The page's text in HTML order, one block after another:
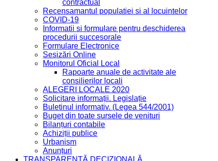
contractual
Recensamantul populatiei si al locuintelor
COVID-19
Informatii si formulare pentru deschiderea
procedurii succesorale
Formulare Electronice
Sesizări Online
Monitorul Oficial Local
Rapoarte anuale de activitate ale
consilierilor locali
ALEGERI LOCALE 2020
Solicitare informații. Legislație
Buletinul informativ. (Legea 544/2001)
Buget din toate sursele de venituri
Bilanțuri contabile
Achiziții publice
Urbanism
Anunțuri